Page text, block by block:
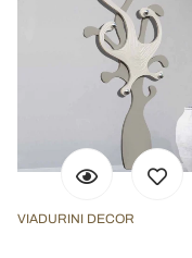
VIADURINI DECOR